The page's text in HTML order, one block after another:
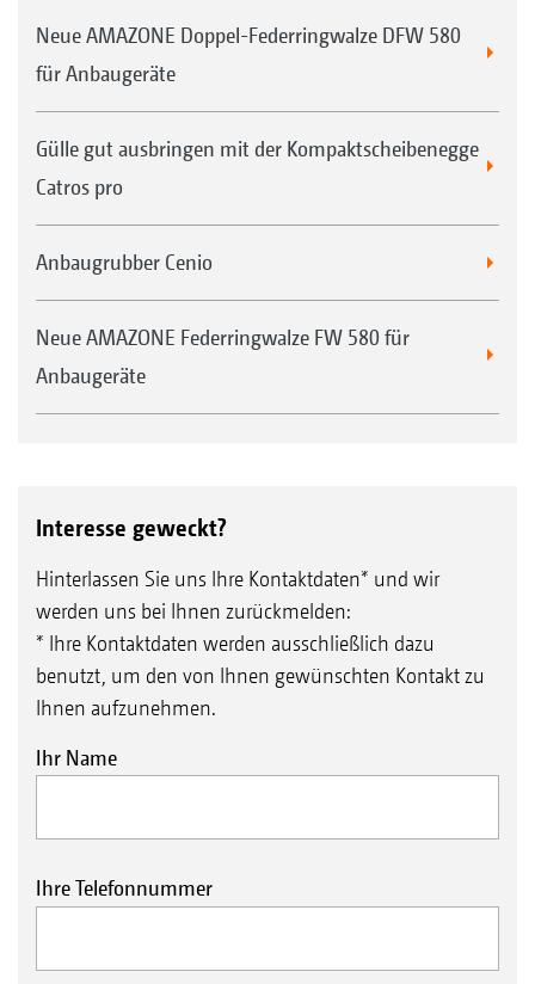
Neue AMAZONE Doppel-Federringwalze DFW 580
für Anbaugeräte
Gülle gut ausbringen mit der Kompaktscheibenegge
Catros pro
Anbaugrubber Cenio
Neue AMAZONE Federringwalze FW 580 für
Anbaugeräte
Interesse geweckt?
Hinterlassen Sie uns Ihre Kontaktdaten* und wir
werden uns bei Ihnen zurückmelden:
* Ihre Kontaktdaten werden ausschließlich dazu
benutzt, um den von Ihnen gewünschten Kontakt zu
Ihnen aufzunehmen.
Ihr Name
Ihre Telefonnummer